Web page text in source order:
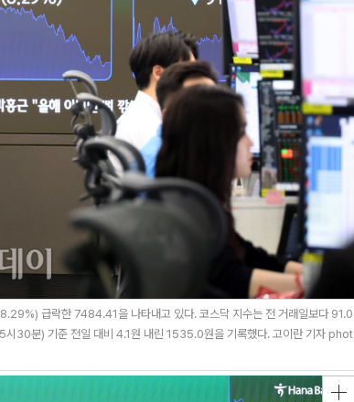
급락한 7484.41을 나타내고 있다. 코스닥 지수는 전 거래일보다 91.0
30분) 기준 전일 대비 4.1원 내린 1535.0원을 기록했다. 고이란 기자 phot